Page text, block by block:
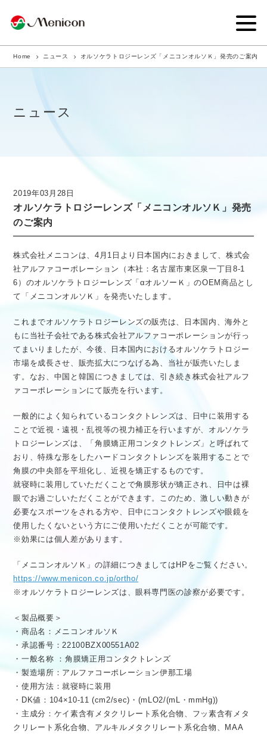
企業情報
商品サイト
ニュース
採用情報
医療従事者向け情報 GLOBAL
Home ニュース オルソケラトロジーレンズ「メニコンオルソＫ」発売のご案内
ニュース
2019年03月28日
オルソケラトロジーレンズ「メニコンオルソＫ」発売
のご案内
株式会社メニコンは、4月1日より日本国内におきまして、株式会
社アルファコーポレーション（本社：名古屋市東区泉一丁目8-1
6）のオルソケラトロジーレンズ「αオルソーＫ」のOEM商品とし
て「メニコンオルソＫ」を発売いたします。
これまでオルソケラトロジーレンズの販売は、日本国内、海外と
もに当社子会社である株式会社アルファコーポレーションが行っ
てまいりましたが、今後、日本国内におけるオルソケラトロジー
市場を成長させ、販売拡大につなげる為、当社が販売いたしま
す。なお、中国と韓国につきましては、引き続き株式会社アルフ
ァコーポレーションにて販売を行います。
一般的によく知られているコンタクトレンズは、日中に装用する
ことで近視・遠視・乱視等の視力補正を行いますが、オルソケラ
トロジーレンズは、「角膜矯正用コンタクトレンズ」と呼ばれて
おり、特殊な形をしたハードコンタクトレンズを装用することで
角膜の中央部を平坦化し、近視を矯正するものです。
就寝時に装用していただくことで角膜形状が矯正され、日中は裸
眼でお過ごしいただくことができます。このため、激しい動きが
必要なスポーツをされる方や、日中にコンタクトレンズや眼鏡を
使用したくないという方にご使用いただくことが可能です。
※効果には個人差があります。
「メニコンオルソＫ」の詳細につきましてはHPをご覧ください。
https://www.menicon.co.jp/ortho/
※オルソケラトロジーレンズは、眼科専門医の診察が必要です。
＜製品概要＞
・商品名：メニコンオルソＫ
・承認番号：22100BZX00551A02
・一般名称 ：角膜矯正用コンタクトレンズ
・製造場所：アルファコーポレーション伊那工場
・使用方法：就寝時に装用
・DK値：104×10-11 (cm2/sec)・(mLO2/(mL・mmHg))
・主成分：ケイ素含有メタクリレート系化合物、フッ素含有メタ
クリレート系化合物、アルキルメタクリレート系化合物、MAA